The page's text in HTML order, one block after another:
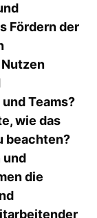
Fördern der
Teams?
wie das
beachten?
und
die